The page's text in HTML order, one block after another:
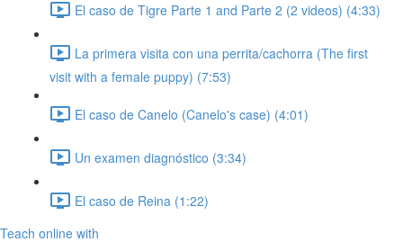
El caso de Tigre Parte 1 and Parte 2 (2 videos) (4:33)
La primera visita con una perrita/cachorra (The first
visit with a female puppy) (7:53)
El caso de Canelo (Canelo's case) (4:01)
Un examen diagnóstico (3:34)
El caso de Reina (1:22)
Teach online with